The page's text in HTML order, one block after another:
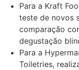
Para a Kraft
teste de novos
comparação
degustação
Para a
Toiletries,